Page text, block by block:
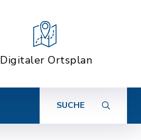
Digitaler Ortsplan
SUCHE